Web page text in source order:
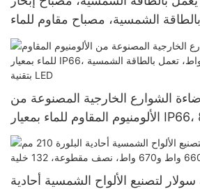
الشمسية، مصباح مقاوم للماء
الشوارع الخارجية المصنوعة من
الألومنيوم المقاوم للماء بمعيار IP66، بقدرات 60 و80
لتصنيع الألواح الشمسية أحادية